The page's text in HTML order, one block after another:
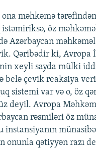
məhkəmə
öz
Azərbaycan
Qəribədir ki, Avropa
xeyli sayda mülki
belə çevik reaksiya
sistemi var və o, öz
deyil. Avropa
rəsmiləri öz
instansiyanın
onunla qətiyyən razı